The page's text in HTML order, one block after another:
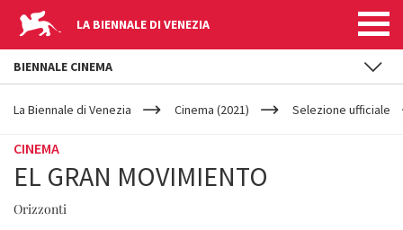
LA BIENNALE DI VENEZIA
YOUR
ARE
La Biennale di Venezia Cinema (2021) Selezione ufficiale
CINEMA
EL GRAN MOVIMIENTO
Orizzonti
BIENNALE CINEMA